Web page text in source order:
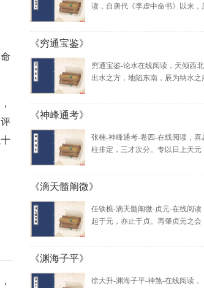
读，自唐代《李虚中命书》以来，
《穷通宝鉴》
穷通宝鉴-论水在线阅读，天倾西
出水之方，地陷东南，辰为纳水之
《神峰通考》
张楠-神峰通考-卷四-在线阅读，喜
柱排定，三才次分。专以日上天元
《滴天髓阐微》
任铁樵-滴天髓阐微-贞元-在线阅读
起于元，亦止于贞。再肇贞元之会
《渊海子平》
徐大升-渊海子平-神煞-在线阅读，